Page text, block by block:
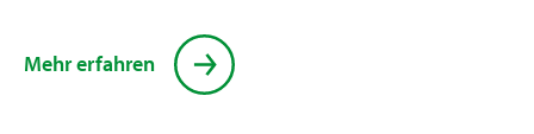
Mehr erfahren